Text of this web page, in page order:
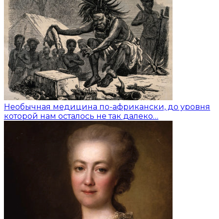
Необычная медицина по-африкански, до уровня
которой нам осталось не так далеко…